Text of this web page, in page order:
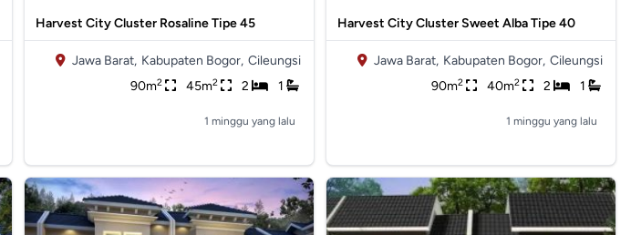
Harvest City Cluster Rosaline Tipe 45
Jawa Barat, Kabupaten Bogor, Cileungsi
90m2 45m2 2 1
1 minggu yang lalu
Harvest City Cluster Sweet Alba Tipe 40
Jawa Barat, Kabupaten Bogor, Cileungsi
90m2 40m2 2 1
1 minggu yang lalu